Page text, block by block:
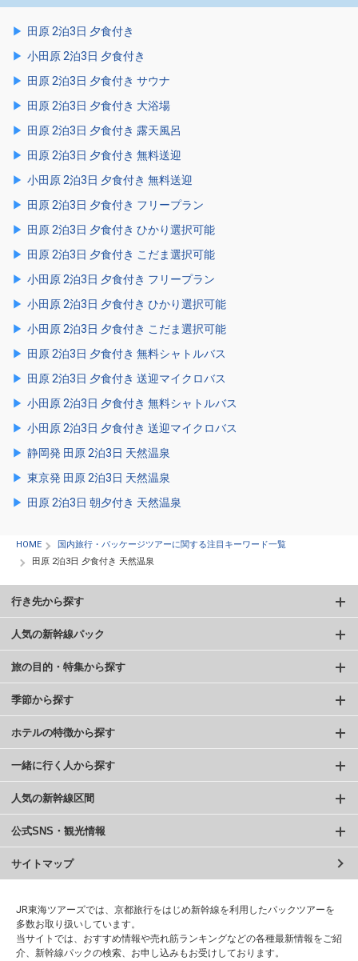
田原 2泊3日 夕食付き
小田原 2泊3日 夕食付き
田原 2泊3日 夕食付き サウナ
田原 2泊3日 夕食付き 大浴場
田原 2泊3日 夕食付き 露天風呂
田原 2泊3日 夕食付き 無料送迎
小田原 2泊3日 夕食付き 無料送迎
田原 2泊3日 夕食付き フリープラン
田原 2泊3日 夕食付き ひかり選択可能
田原 2泊3日 夕食付き こだま選択可能
小田原 2泊3日 夕食付き フリープラン
小田原 2泊3日 夕食付き ひかり選択可能
小田原 2泊3日 夕食付き こだま選択可能
田原 2泊3日 夕食付き 無料シャトルバス
田原 2泊3日 夕食付き 送迎マイクロバス
小田原 2泊3日 夕食付き 無料シャトルバス
小田原 2泊3日 夕食付き 送迎マイクロバス
静岡発 田原 2泊3日 天然温泉
東京発 田原 2泊3日 天然温泉
田原 2泊3日 朝夕付き 天然温泉
HOME
国内旅行・パッケージツアーに関する注目キーワード一覧
田原 2泊3日 夕食付き 天然温泉
行き先から探す
人気の新幹線パック
旅の目的・特集から探す
季節から探す
ホテルの特徴から探す
一緒に行く人から探す
人気の新幹線区間
公式SNS・観光情報
サイトマップ
JR東海ツアーズでは、京都旅行をはじめ新幹線を利用したパックツアーを
多数お取り扱いしています。
当サイトでは、おすすめ情報や売れ筋ランキングなどの各種最新情報をご紹
介、新幹線パックの検索、お申し込みもお受けしております。